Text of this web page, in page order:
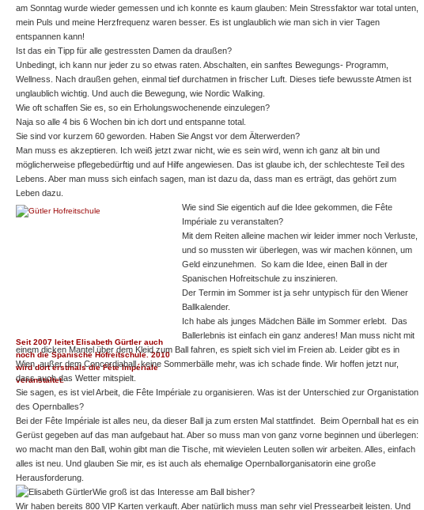
am Sonntag wurde wieder gemessen und ich konnte es kaum glauben: Mein Stressfaktor war total unten,
mein Puls und meine Herzfrequenz waren besser. Es ist unglaublich wie man sich in vier Tagen
entspannen kann!
Ist das ein Tipp für alle gestressten Damen da draußen?
Unbedingt, ich kann nur jeder zu so etwas raten. Abschalten, ein sanftes Bewegungs- Programm,
Wellness. Nach draußen gehen, einmal tief durchatmen in frischer Luft. Dieses tiefe bewusste Atmen ist
unglaublich wichtig. Und auch die Bewegung, wie Nordic Walking.
Wie oft schaffen Sie es, so ein Erholungswochenende einzulegen?
Naja so alle 4 bis 6 Wochen bin ich dort und entspanne total.
Sie sind vor kurzem 60 geworden. Haben Sie Angst vor dem Älterwerden?
Man muss es akzeptieren. Ich weiß jetzt zwar nicht, wie es sein wird, wenn ich ganz alt bin und
möglicherweise pflegebedürftig und auf Hilfe angewiesen. Das ist glaube ich, der schlechteste Teil des
Lebens. Aber man muss sich einfach sagen, man ist dazu da, dass man es erträgt, das gehört zum
Leben dazu.
Seit 2007 leitet Elisabeth Gürtler auch
noch die Spanische Hofreitschule. 2010
wird dort erstmals die Fête Impériale
veranstaltet.
Wie sind Sie eigentich auf die Idee gekommen, die Fête
Impériale zu veranstalten?
Mit dem Reiten alleine machen wir leider immer noch Verluste,
und so mussten wir überlegen, was wir machen können, um
Geld einzunehmen. So kam die Idee, einen Ball in der
Spanischen Hofreitschule zu inszinieren.
Der Termin im Sommer ist ja sehr untypisch für den Wiener
Ballkalender.
Ich habe als junges Mädchen Bälle im Sommer erlebt. Das
Ballerlebnis ist einfach ein ganz anderes! Man muss nicht mit
einem dicken Mantel über dem Kleid zum Ball fahren, es spielt sich viel im Freien ab. Leider gibt es in
Wien, außer dem Concordiaball, keine Sommerbälle mehr, was ich schade finde. Wir hoffen jetzt nur,
dass auch das Wetter mitspielt.
Sie sagen, es ist viel Arbeit, die Fête Impériale zu organisieren. Was ist der Unterschied zur Organistation
des Opernballes?
Bei der Fête Impériale ist alles neu, da dieser Ball ja zum ersten Mal stattfindet. Beim Opernball hat es ein
Gerüst gegeben auf das man aufgebaut hat. Aber so muss man von ganz vorne beginnen und überlegen:
wo macht man den Ball, wohin gibt man die Tische, mit wievielen Leuten sollen wir arbeiten. Alles, einfach
alles ist neu. Und glauben Sie mir, es ist auch als ehemalige Opernballorganisatorin eine große
Herausforderung.
Wie groß ist das Interesse am Ball bisher?
Wir haben bereits 800 VIP Karten verkauft. Aber natürlich muss man sehr viel Pressearbeit leisten. Und